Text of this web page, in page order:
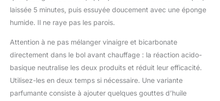
laissée 5 minutes, puis essuyée doucement avec une éponge
humide. Il ne raye pas les parois.
Attention à ne pas mélanger vinaigre et bicarbonate
directement dans le bol avant chauffage : la réaction acido-
basique neutralise les deux produits et réduit leur efficacité.
Utilisez-les en deux temps si nécessaire. Une variante
parfumante consiste à ajouter quelques gouttes d’huile